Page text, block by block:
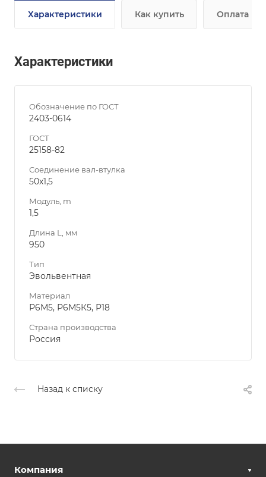
Характеристики Как купить Оплата
Характеристики
Обозначение по ГОСТ
2403-0614
ГОСТ
25158-82
Соединение вал-втулка
50х1,5
Модуль, m
1,5
Длина L, мм
950
Тип
Эвольвентная
Материал
Р6М5, Р6М5К5, Р18
Страна производства
Россия
Назад к списку
Компания